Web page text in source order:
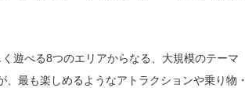
遊べる8つのエリアからなる、大規模のテーマ
最も楽しめるようなアトラクションや乗り物・